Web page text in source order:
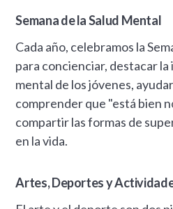
Semana de la Salud Mental
Cada año, celebramos la
para concienciar, destacar
mental de los jóvenes,
comprender que "está bien
compartir las formas de
en la vida.
Artes, Deportes y